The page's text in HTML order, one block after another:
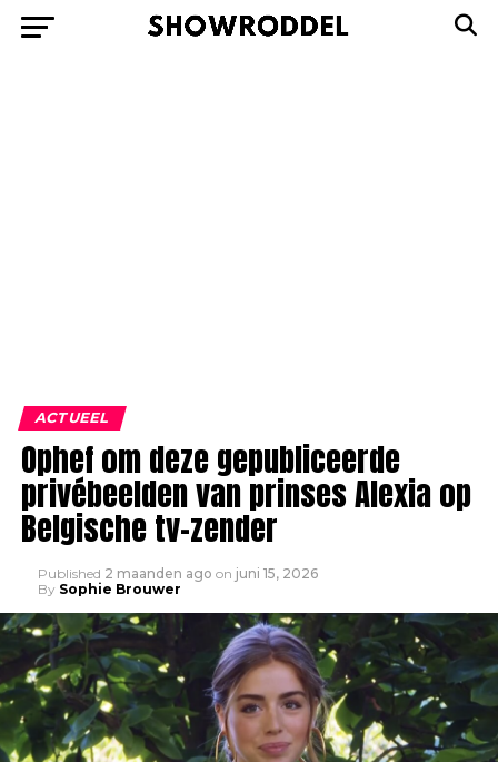
ACTUEEL
Ophef om deze gepubliceerde
privébeelden van prinses Alexia op
Belgische tv-zender
Published 2 maanden ago on juni 15, 2026
By Sophie Brouwer